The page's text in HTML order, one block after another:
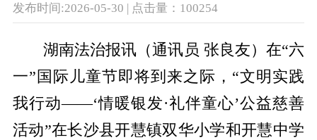
发布时间:2026-05-30 | 点击量：100254
湖南法治报讯（通讯员 张良友）在“六
一”国际儿童节即将到来之际，“文明实践
我行动——‘情暖银发·礼伴童心’公益慈善
活动”在长沙县开慧镇双华小学和开慧中学